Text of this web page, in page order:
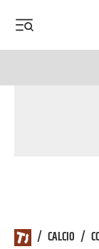
/ CALCIO /